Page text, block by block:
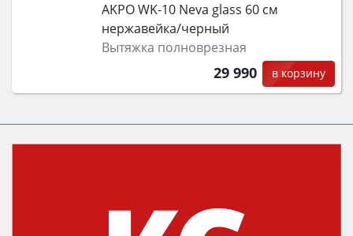
AKPO WK-10 Neva glass 60 см
нержавейка/черный
Вытяжка полноврезная
29 990 в корзину